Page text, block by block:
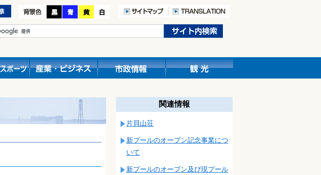
関連情報
片貝山荘
新プールのオープン記念事業につ
いて
新プールのオープン及び現プール